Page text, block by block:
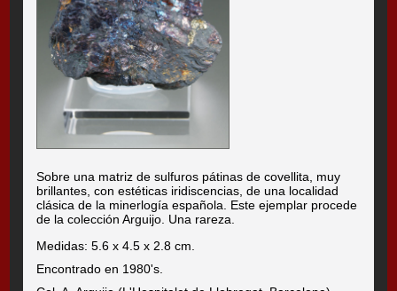
Sobre una matriz de sulfuros pátinas de covellita, muy
brillantes, con estéticas iridiscencias, de una localidad
clásica de la minerlogía española. Este ejemplar procede
de la colección Arguijo. Una rareza.
Medidas: 5.6 x 4.5 x 2.8 cm.
Encontrado en 1980's.